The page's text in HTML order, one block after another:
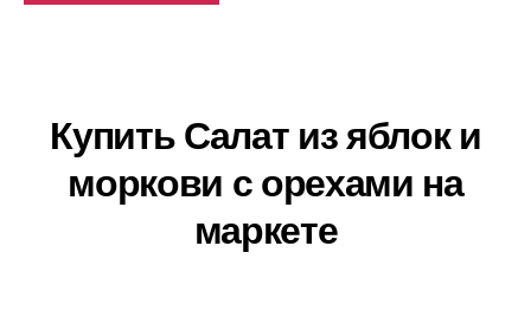
Купить Салат из яблок и
моркови с орехами на
маркете